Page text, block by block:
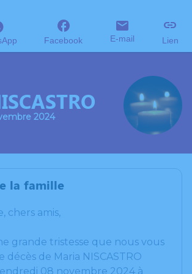
Facebook E-mail Lien
2024
la famille
chers amis,
grande tristesse que nous vous
décès de Maria NISCASTRO
08 novembre 2024 à